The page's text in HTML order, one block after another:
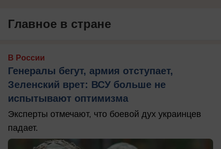
Главное в стране
В России
Генералы бегут, армия отступает,
Зеленский врет: ВСУ больше не
испытывают оптимизма
Эксперты отмечают, что боевой дух украинцев
падает.